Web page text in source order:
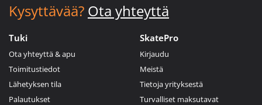
Kysyttävää? Ota yhteyttä
Tuki
Ota yhteyttä & apu
Toimitustiedot
Lähetyksen tila
Palautukset
SkatePro
Kirjaudu
Meistä
Tietoja yrityksestä
Turvalliset maksutavat